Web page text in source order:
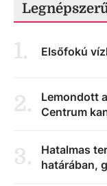
1. Elsőfokú
2.
Lemondott
Centrum
3.
Hatalmas
határában,